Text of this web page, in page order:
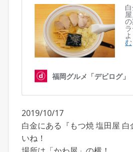
2019/10/17
白金にある『もつ焼 塩田屋
いね！